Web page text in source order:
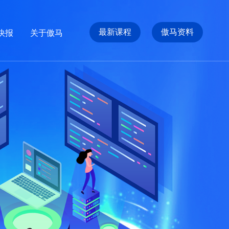
报 关于傲马 最新课程 傲马资料